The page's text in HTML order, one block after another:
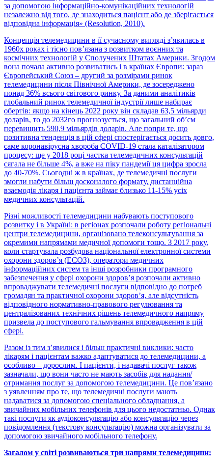
за допомогою інформаційно-комунікаційних технологій
незалежно від того, де знаходиться пацієнт або де зберігається
відповідна інформація» (Resolution, 2010).
Концепція телемедицини в її сучасному вигляді з’явилась в
1960х роках і тісно пов’язана з розвитком воєнних та
космічних технологій у Сполучених Штатах Америки. Згодом
вона почала активно розвиватись і в країнах Європи: зараз
Європейський Союз – другий за розмірами ринок
телемедицини після Північної Америки, де зосереджено
понад 36% всього світового ринку. За даними аналітиків
глобальний ринок телемедичної індустрії лише набирає
обертів: якщо на кінець 2022 року він складав 63,5 мільярди
доларів, то до 2032го прогнозується, що загальний об’єм
перевищить 590,9 мільярдів доларів. Але попри те, що
позитивна тенденція в цій сфері спостерігається досить довго,
саме коронавірусна хвороба COVID-19 стала каталізатором
процесу: ще у 2018 році частка телемедичних консультацій
сягала не більше 4%, а вже на піку пандемії ця цифра зросла
до 40-70%. Сьогодні ж в країнах, де телемедичні послуги
змогли набути більш досконалого формату, дистанційна
взаємодія лікаря і пацієнта займає близько 11-15% усіх
медичних консультацій.
Різні можливості телемедицини набувають поступового
розвитку і в Україні: в регіонах розпочали роботу регіональні
центри телемедицини, організовано телеконсультування за
окремими напрямами медичної допомоги тощо. З 2017 року,
коли стартувала розбудова національної електронної системи
охорони здоров’я (ЕСОЗ), оператори медичних
інформаційних систем та інші розробники програмного
забезпечення у сфері охорони здоров’я розпочали активно
впроваджувати телемедичні послуги відповідно до потреб
громадян та практичної охорони здоров’я, але відсутність
відповідного нормативно-правового регулювання та
централізованих технічних рішень телемедичного напряму
призвела до поступового гальмування впровадження в цій
сфері.
Разом із тим з’явилися і більш практичні виклики: часто
лікарям і пацієнтам важко адаптуватися до телемедицини, а
особливо – дорослим. І пацієнти, і надавачі послуг також
зазначали, що вони часто не мають засобів для надання/
отримання послуг за допомогою телемедицини. Це пов’язано
з уявленням про те, що телемедичні послуги мають
надаватися за допомогою спеціального обладнання, а
звичайних мобільних телефонів для цього недостатньо. Однак
такі послуги як аудіоконсультацію або консультацію через
повідомлення (текстову консультацію) можна організувати за
допомогою звичайного мобільного телефону.
Загалом у світі розвиваються три напрями телемедицини: